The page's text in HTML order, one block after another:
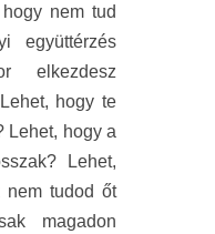
nem tud
együttérzés
elkezdesz
hogy te
Lehet, hogy a
Lehet,
nem tudod őt
magadon